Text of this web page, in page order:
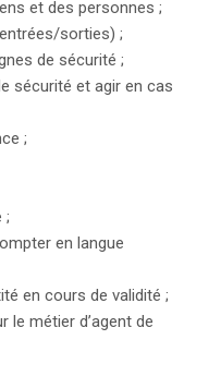
et des personnes ;
sorties) ;
de sécurité ;
sécurité et agir en cas
;
;
en langue
en cours de validité ;
le métier d’agent de